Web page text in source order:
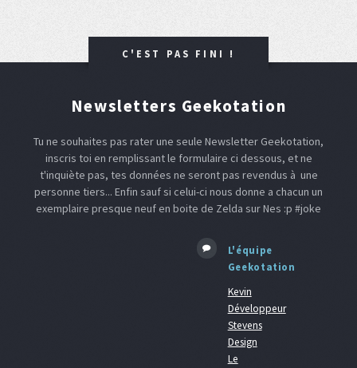
C'EST PAS FINI !
Newsletters Geekotation
Tu ne souhaites pas rater une seule Newsletter Geekotation,
inscris toi en remplissant le formulaire ci dessous, et ne
t'inquiète pas, tes données ne seront pas revendus à une
personne tiers... Enfin sauf si celui-ci nous donne a chacun un
exemplaire presque neuf en boite de Zelda sur Nes :p #joke
L'équipe
Geekotation
Kevin
Développeur
Stevens
Design
Le